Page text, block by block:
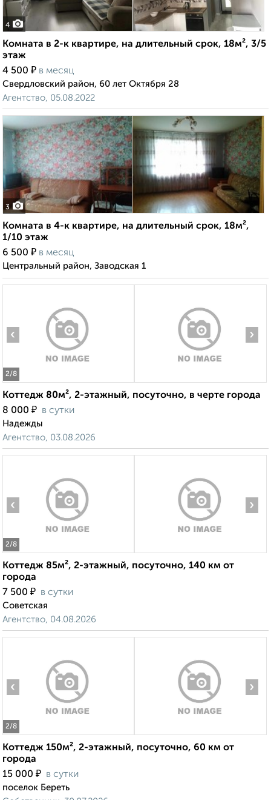
4
Комната в 2-к квартире, на длительный срок, 18м², 3/5
этаж
4 500 ₽ в месяц
Свердловский район, 60 лет Октября 28
Агентство, 05.08.2022
3
Комната в 4-к квартире, на длительный срок, 18м²,
1/10 этаж
6 500 ₽ в месяц
Центральный район, Заводская 1
2/8
‹ ›
Коттедж 80м², 2-этажный, посуточно, в черте города
8 000 ₽ в сутки
Надежды
Агентство, 03.08.2026
2/8
‹ ›
Коттедж 85м², 2-этажный, посуточно, 140 км от
города
7 500 ₽ в сутки
Советская
Агентство, 04.08.2026
2/8
‹ ›
Коттедж 150м², 2-этажный, посуточно, 60 км от
города
15 000 ₽ в сутки
поселок Береть